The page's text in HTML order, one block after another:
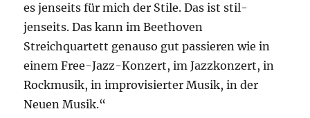
es jenseits für mich der Stile. Das ist stil-
jenseits. Das kann im Beethoven
Streichquartett genauso gut passieren wie in
einem Free-Jazz-Konzert, im Jazzkonzert, in
Rockmusik, in improvisierter Musik, in der
Neuen Musik.“